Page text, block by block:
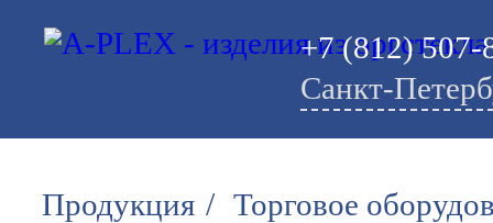
+7 (812) 507-
Санкт-
Продукция / Торговое